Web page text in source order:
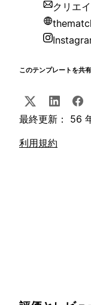
クリエ
このテンプレートを共
最終更新： 56
利用規約